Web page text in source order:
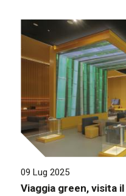
09 Lug 2025
Viaggia green, visita